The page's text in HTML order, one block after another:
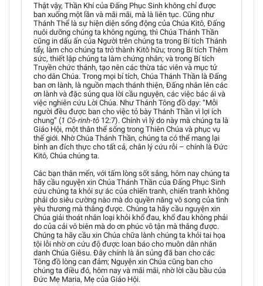
Thật vậy, Thần Khí của Đấng Phục Sinh không chỉ được
ban xuống một lần và mãi mãi, mà là liên tục. Cũng như
Thánh Thể là sự hiện diện sống động của Chúa Kitô, Đấng
nuôi dưỡng chúng ta không ngừng, thì Chúa Thánh Thần
cũng in dấu ấn của Người trên chúng ta trong Bí tích Thánh
tẩy, làm cho chúng ta trở thành Kitô hữu; trong Bí tích Thêm
sức, thiết lập chúng ta làm chứng nhân; và trong Bí tích
Truyền chức thánh, tạo nên các thừa tác viên và mục tử
cho dân Chúa. Trong mọi bí tích, Chúa Thánh Thần là Đấng
ban ơn lành, là nguồn mạch thánh thiện, Đấng nhân lên các
ơn lành và đặc sủng qua lời cầu nguyện, các việc bác ái và
việc nghiên cứu Lời Chúa. Như Thánh Tông đồ dạy: “Mỗi
người đều được ban cho việc tỏ bày Thánh Thần vì lợi ích
chung” (1 Cô-rinh-tô 12:7). Chính vì lý do này mà chúng ta là
Giáo Hội, một thân thể sống trong Thiên Chúa và phục vụ
thế giới. Nhờ Chúa Thánh Thần, chúng ta có thể mang lại
bình an đích thực cho tất cả, chân lý cứu rỗi – chính là Đức
Kitô, Chúa chúng ta.
Các bạn thân mến, với tấm lòng sốt sắng, hôm nay chúng ta
hãy cầu nguyện xin Chúa Thánh Thần của Đấng Phục Sinh
cứu chúng ta khỏi sự ác của chiến tranh, chiến tranh không
phải do siêu cường nào mà do quyền năng vô song của tình
yêu thương mà thắng được. Chúng ta hãy cầu nguyện xin
Chúa giải thoát nhân loại khỏi khổ đau, khổ đau không phải
do của cải vô biên mà do ơn phúc vô tận mà thắng được.
Chúng ta hãy cầu xin Chúa chữa lành chúng ta khỏi tai họa
tội lỗi nhờ ơn cứu độ được loan báo cho muôn dân nhân
danh Chúa Giêsu. Đây chính là ân sủng đã ban cho các
Tông đồ lòng can đảm; Nguyện xin Chúa cũng ban cho
chúng ta điều đó, hôm nay và mãi mãi, nhờ lời cầu bầu của
Đức Mẹ Maria, Mẹ của Giáo Hội.